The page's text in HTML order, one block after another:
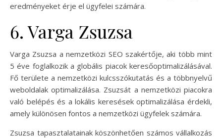
eredményeket érje el ügyfelei számára.
6. Varga Zsuzsa
Varga Zsuzsa a nemzetközi SEO szakértője, aki több mint
5 éve foglalkozik a globális piacok keresőoptimalizálásával.
Fő területe a nemzetközi kulcsszókutatás és a többnyelvű
weboldalak optimalizálása. Zsuzsát a nemzetközi piacokra
való belépés és a lokális keresések optimalizálása érdekli,
amely különösen fontos a nemzetközi ügyfelek számára.
Zsuzsa tapasztalatainak köszönhetően számos vállalkozás